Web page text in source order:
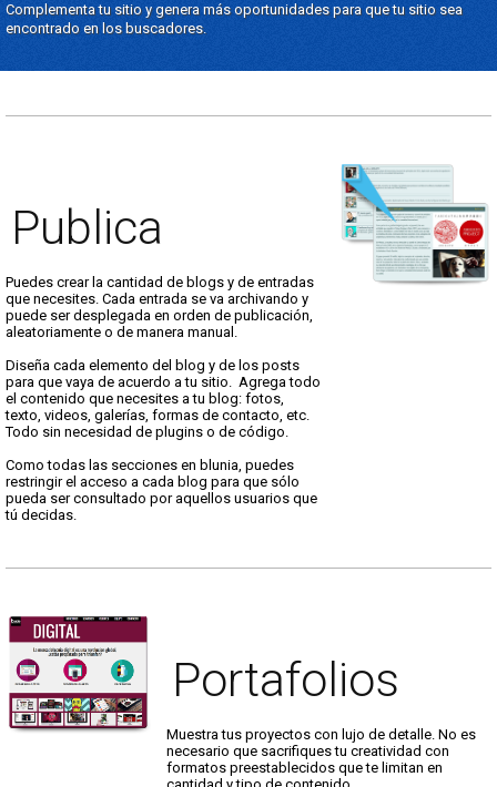
Complementa tu sitio y genera más oportunidades para que tu sitio sea
encontrado en los buscadores.
Publica
Puedes crear la cantidad de blogs y de entradas
que necesites. Cada entrada se va archivando y
puede ser desplegada en orden de publicación,
aleatoriamente o de manera manual.
Diseña cada elemento del blog y de los posts
para que vaya de acuerdo a tu sitio. Agrega todo
el contenido que necesites a tu blog: fotos,
texto, videos, galerías, formas de contacto, etc.
Todo sin necesidad de plugins o de código.
Como todas las secciones en blunia, puedes
restringir el acceso a cada blog para que sólo
pueda ser consultado por aquellos usuarios que
tú decidas.
Portafolios
Muestra tus proyectos con lujo de detalle. No es
necesario que sacrifiques tu creatividad con
formatos preestablecidos que te limitan en